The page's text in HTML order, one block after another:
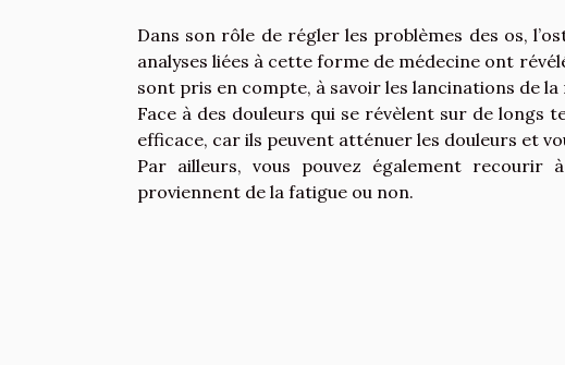
Dans son rôle de régler les problèmes des os,
analyses liées à cette forme de médecine ont
sont pris en compte, à savoir les lancinations de la
Face à des douleurs qui se révèlent sur de longs
efficace, car ils peuvent atténuer les douleurs et
Par ailleurs, vous pouvez également recourir
proviennent de la fatigue ou non.